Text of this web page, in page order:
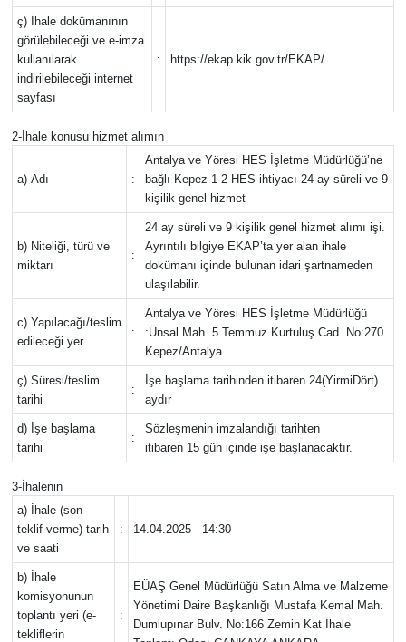
ç) İhale dokümanının
görülebileceği ve e-imza
kullanılarak
indirilebileceği internet
sayfası
: https://ekap.kik.gov.tr/EKAP/
2-İhale konusu hizmet alımın
a) Adı :
Antalya ve Yöresi HES İşletme Müdürlüğü’ne
bağlı Kepez 1-2 HES ihtiyacı 24 ay süreli ve 9
kişilik genel hizmet
b) Niteliği, türü ve
miktarı
:
24 ay süreli ve 9 kişilik genel hizmet alımı işi.
Ayrıntılı bilgiye EKAP’ta yer alan ihale
dokümanı içinde bulunan idari şartnameden
ulaşılabilir.
c) Yapılacağı/teslim
edileceği yer
:
Antalya ve Yöresi HES İşletme Müdürlüğü
:Ünsal Mah. 5 Temmuz Kurtuluş Cad. No:270
Kepez/Antalya
ç) Süresi/teslim
tarihi
:
İşe başlama tarihinden itibaren 24(YirmiDört)
aydır
d) İşe başlama
tarihi
:
Sözleşmenin imzalandığı tarihten
itibaren 15 gün içinde işe başlanacaktır.
3-İhalenin
a) İhale (son
teklif verme) tarih
ve saati
: 14.04.2025 - 14:30
b) İhale
komisyonunun
toplantı yeri (e-
tekliflerin
:
EÜAŞ Genel Müdürlüğü Satın Alma ve Malzeme
Yönetimi Daire Başkanlığı Mustafa Kemal Mah.
Dumlupınar Bulv. No:166 Zemin Kat İhale
RESMİ İLAN
MAGAZİN